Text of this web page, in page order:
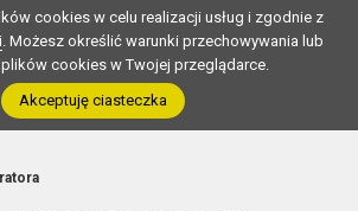
cookies w celu realizacji usług i zgodnie z
. Możesz określić warunki przechowywania lub
cookies w Twojej przeglądarce.
Akceptuję ciasteczka